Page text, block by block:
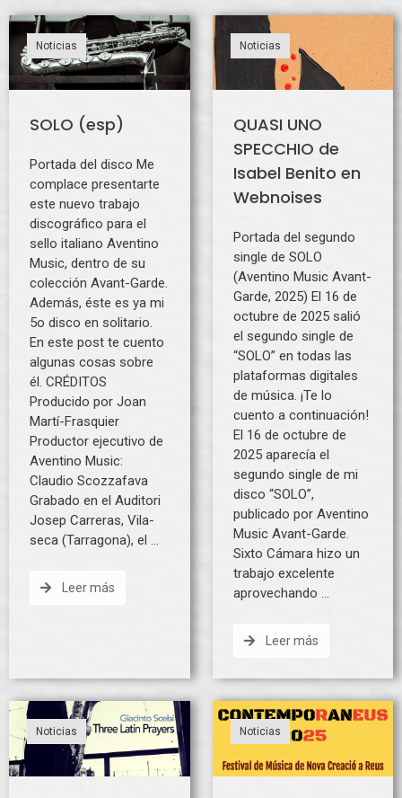
Noticias
SOLO (esp)
Portada del disco Me
complace presentarte
este nuevo trabajo
discográfico para el
sello italiano Aventino
Music, dentro de su
colección Avant-Garde.
Además, éste es ya mi
5o disco en solitario.
En este post te cuento
algunas cosas sobre
él. CRÉDITOS
Producido por Joan
Martí-Frasquier
Productor ejecutivo de
Aventino Music:
Claudio Scozzafava
Grabado en el Auditori
Josep Carreras, Vila-
seca (Tarragona), el …
Leer más
Noticias
QUASI UNO
SPECCHIO de
Isabel Benito en
Webnoises
Portada del segundo
single de SOLO
(Aventino Music Avant-
Garde, 2025) El 16 de
octubre de 2025 salió
el segundo single de
“SOLO” en todas las
plataformas digitales
de música. ¡Te lo
cuento a continuación!
El 16 de octubre de
2025 aparecía el
segundo single de mi
disco “SOLO”,
publicado por Aventino
Music Avant-Garde.
Sixto Cámara hizo un
trabajo excelente
aprovechando …
Leer más
Noticias Noticias